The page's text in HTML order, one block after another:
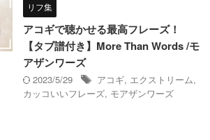
リフ集
アコギで聴かせる最高フレーズ！
【タブ譜付き】More Than Words /モ
アザンワーズ
2023/5/29 アコギ, エクストリーム,
カッコいいフレーズ, モアザンワーズ